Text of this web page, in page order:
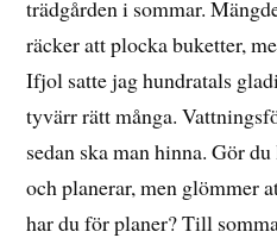
trädgården i sommar.
räcker att plocka buketter,
Ifjol satte jag hundratals
tyvärr rätt många.
sedan ska man hinna. Gör
och planerar, men glömmer
har du för planer? Till